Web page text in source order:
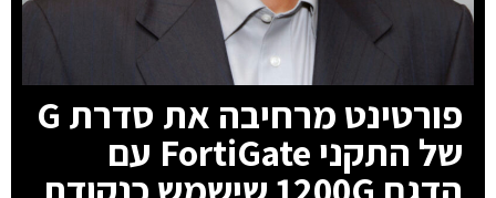
פורטינט מרחיבה את סדרת G
של התקני FortiGate עם